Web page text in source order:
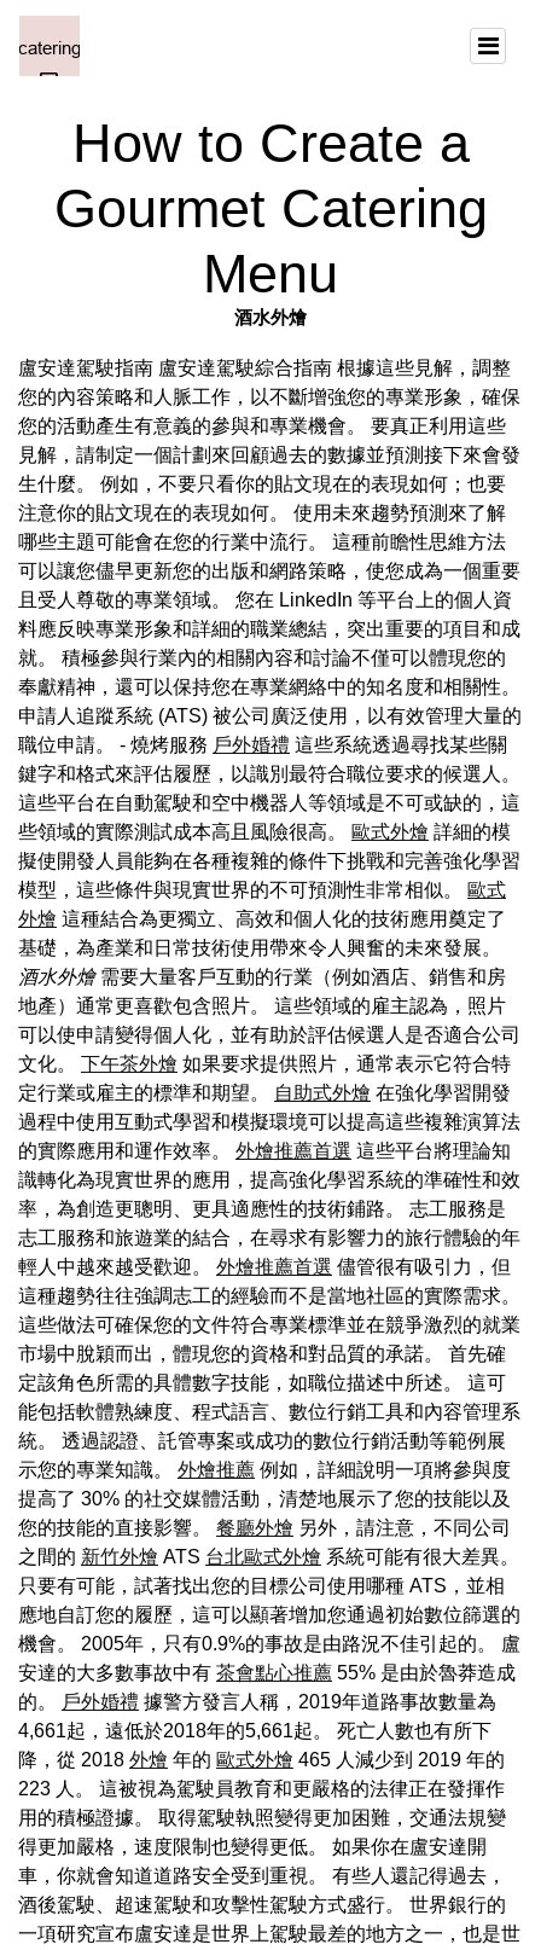
How to Create a
Gourmet Catering
Menu
酒水外燴
盧安達駕駛指南 盧安達駕駛綜合指南 根據這些見解，調整
您的內容策略和人脈工作，以不斷增強您的專業形象，確保
您的活動產生有意義的參與和專業機會。 要真正利用這些
見解，請制定一個計劃來回顧過去的數據並預測接下來會發
生什麼。 例如，不要只看你的貼文現在的表現如何；也要
注意你的貼文現在的表現如何。 使用未來趨勢預測來了解
哪些主題可能會在您的行業中流行。 這種前瞻性思維方法
可以讓您儘早更新您的出版和網路策略，使您成為一個重要
且受人尊敬的專業領域。 您在 LinkedIn 等平台上的個人資
料應反映專業形象和詳細的職業總結，突出重要的項目和成
就。 積極參與行業內的相關內容和討論不僅可以體現您的
奉獻精神，還可以保持您在專業網絡中的知名度和相關性。
申請人追蹤系統 (ATS) 被公司廣泛使用，以有效管理大量的
職位申請。 - 燒烤服務 戶外婚禮 這些系統透過尋找某些關
鍵字和格式來評估履歷，以識別最符合職位要求的候選人。
這些平台在自動駕駛和空中機器人等領域是不可或缺的，這
些領域的實際測試成本高且風險很高。
歐式外燴 詳細的模
擬使開發人員能夠在各種複雜的條件下挑戰和完善強化學習
模型，這些條件與現實世界的不可預測性非常相似。
歐式
外燴 這種結合為更獨立、高效和個人化的技術應用奠定了
基礎，為產業和日常技術使用帶來令人興奮的未來發展。
酒水外燴需要大量客戶互動的行業（例如酒店、銷售和房
地產）通常更喜歡包含照片。 這些領域的雇主認為，照片
可以使申請變得個人化，並有助於評估候選人是否適合公司
文化。 下午茶外燴 如果要求提供照片，通常表示它符合特
定行業或雇主的標準和期望。
自助式外燴 在強化學習開發
過程中使用互動式學習和模擬環境可以提高這些複雜演算法
的實際應用和運作效率。 外燴推薦首選 這些平台將理論知
識轉化為現實世界的應用，提高強化學習系統的準確性和效
率，為創造更聰明、更具適應性的技術鋪路。 志工服務是
志工服務和旅遊業的結合，在尋求有影響力的旅行體驗的年
輕人中越來越受歡迎。 外燴推薦首選 儘管很有吸引力，但
這種趨勢往往強調志工的經驗而不是當地社區的實際需求。
這些做法可確保您的文件符合專業標準並在競爭激烈的就業
市場中脫穎而出，體現您的資格和對品質的承諾。 首先確
定該角色所需的具體數字技能，如職位描述中所述。 這可
能包括軟體熟練度、程式語言、數位行銷工具和內容管理系
統。 透過認證、託管專案或成功的數位行銷活動等範例展
示您的專業知識。 外燴推薦 例如，詳細說明一項將參與度
提高了 30% 的社交媒體活動，清楚地展示了您的技能以及
您的技能的直接影響。 餐廳外燴 另外，請注意，不同公司
之間的 新竹外燴 ATS 台北歐式外燴 系統可能有很大差異。
只要有可能，試著找出您的目標公司使用哪種 ATS，並相
應地自訂您的履歷，這可以顯著增加您通過初始數位篩選的
機會。 2005年，只有0.9%的事故是由路況不佳引起的。 盧
安達的大多數事故中有 茶會點心推薦 55% 是由於魯莽造成
的。
戶外婚禮 據警方發言人稱，2019年道路事故數量為
4,661起，遠低於2018年的5,661起。 死亡人數也有所下
降，從 2018 外燴 年的 歐式外燴 465 人減少到 2019 年的
223 人。 這被視為駕駛員教育和更嚴格的法律正在發揮作
用的積極證據。 取得駕駛執照變得更加困難，交通法規變
得更加嚴格，速度限制也變得更低。 如果你在盧安達開
車，你就會知道道路安全受到重視。 有些人還記得過去，
酒後駕駛、超速駕駛和攻擊性駕駛方式盛行。 世界銀行的
一項研究宣布盧安達是世界上駕駛最差的地方之一，也是世